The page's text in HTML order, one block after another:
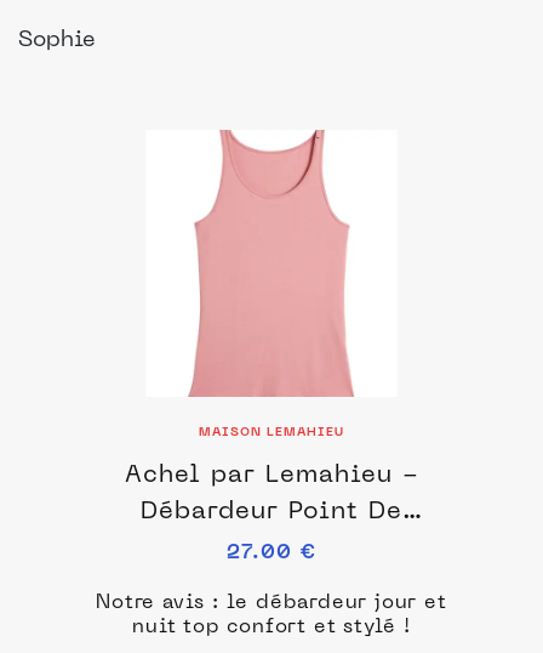
Sophie
MAISON LEMAHIEU
Achel par Lemahieu -
Débardeur Point De
Bourdon - La Flâneuse -
27.00 €
Notre avis : le débardeur jour et
nuit top confort et stylé !